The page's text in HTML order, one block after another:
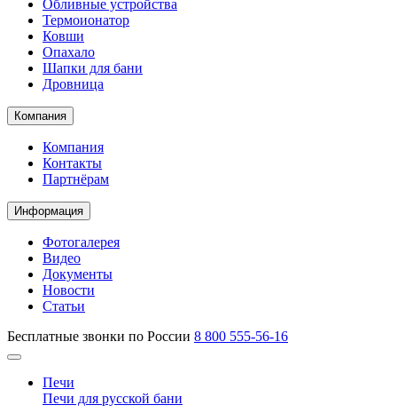
Обливные устройства
Термоионатор
Ковши
Опахало
Шапки для бани
Дровница
Компания
Компания
Контакты
Партнёрам
Информация
Фотогалерея
Видео
Документы
Новости
Статьи
Бесплатные звонки по России 8 800 555-56-16
Печи
Печи для русской бани